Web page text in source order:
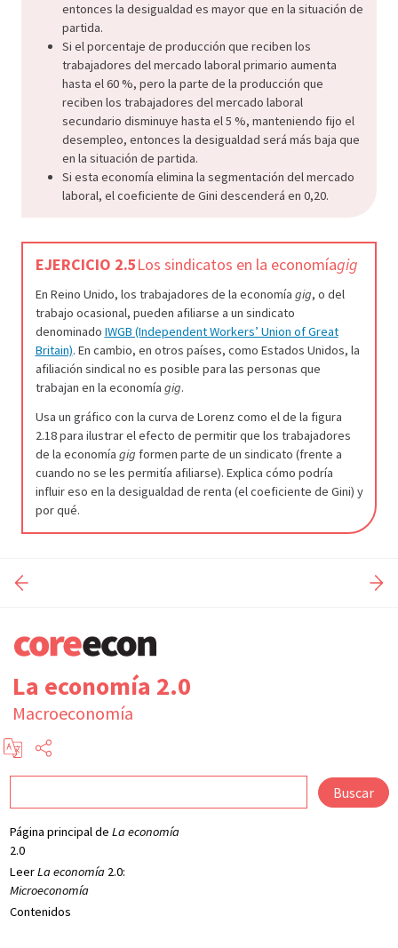
entonces la desigualdad es mayor que en la situación de
partida.
Si el porcentaje de producción que reciben los
trabajadores del mercado laboral primario aumenta
hasta el 60 %, pero la parte de la producción que
reciben los trabajadores del mercado laboral
secundario disminuye hasta el 5 %, manteniendo fijo el
desempleo, entonces la desigualdad será más baja que
en la situación de partida.
Si esta economía elimina la segmentación del mercado
laboral, el coeficiente de Gini descenderá en 0,20.
EJERCICIO 2.5Los sindicatos en la economíagig
En Reino Unido, los trabajadores de la economía gig, o del
trabajo ocasional, pueden afiliarse a un sindicato
denominado IWGB (Independent Workers’ Union of Great
Britain). En cambio, en otros países, como Estados Unidos, la
afiliación sindical no es posible para las personas que
trabajan en la economía gig.
Usa un gráfico con la curva de Lorenz como el de la figura
2.18 para ilustrar el efecto de permitir que los trabajadores
de la economía gig formen parte de un sindicato (frente a
cuando no se les permitía afiliarse). Explica cómo podría
influir eso en la desigualdad de renta (el coeficiente de Gini) y
por qué.
La economía 2.0
Macroeconomía
Página principal de La economía
2.0
LeerLa economía2.0:
Microeconomía
Contenidos